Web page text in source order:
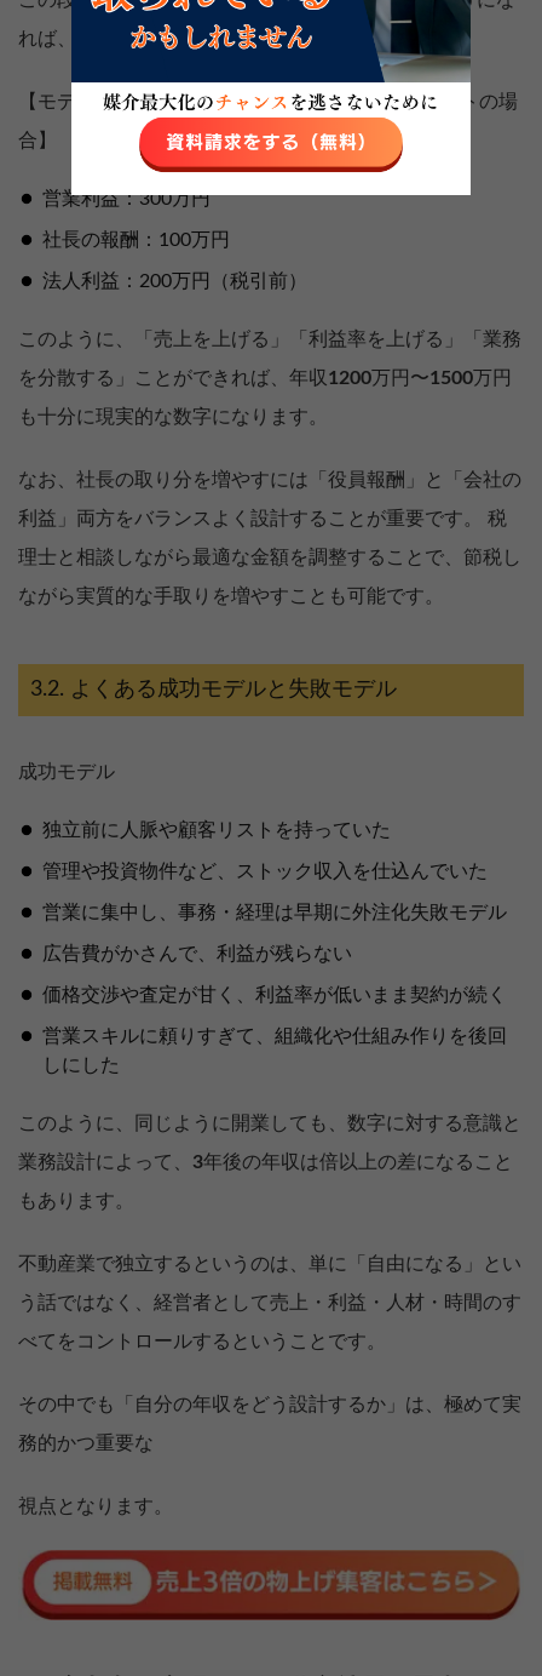
れば、社長の年収も大きく上がります。
【モデルケース：月商500万円・経費率40パーセントの場
合】
営業利益：300万円
社長の報酬：100万円
法人利益：200万円（税引前）
このように、「売上を上げる」「利益率を上げる」「業務
を分散する」ことができれば、年収1200万円〜1500万円
も十分に現実的な数字になります。
なお、社長の取り分を増やすには「役員報酬」と「会社の
利益」両方をバランスよく設計することが重要です。 税
理士と相談しながら最適な金額を調整することで、節税し
ながら実質的な手取りを増やすことも可能です。
よくある成功モデルと失敗モデル
成功モデル
独立前に人脈や顧客リストを持っていた
管理や投資物件など、ストック収入を仕込んでいた
営業に集中し、事務・経理は早期に外注化失敗モデル
広告費がかさんで、利益が残らない
価格交渉や査定が甘く、利益率が低いまま契約が続く
営業スキルに頼りすぎて、組織化や仕組み作りを後回
しにした
このように、同じように開業しても、数字に対する意識と
業務設計によって、 3年後の年収は倍以上の差になること
もあります。
不動産業で独立するというのは、単に「自由になる」とい
う話ではなく、経営者として売上・利益・人材・時間のす
べてをコントロールするということです。
その中でも「自分の年収をどう設計するか」は、極めて実
務的かつ重要な
視点となります。